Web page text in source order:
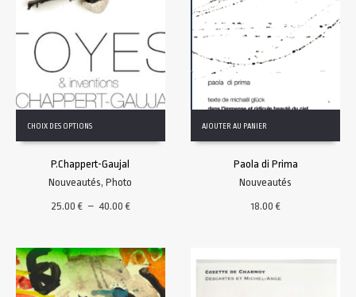
CHOIX DES OPTIONS
produit
variations.
choisies
sur
la
P.Chappert-Gaujal
Nouveautés,Photo
25.00€ – 40.00€Plage
25.00 €
à
40.00 €
AJOUTER AU PANIER
Paola di Prima
Nouveautés
18.00€